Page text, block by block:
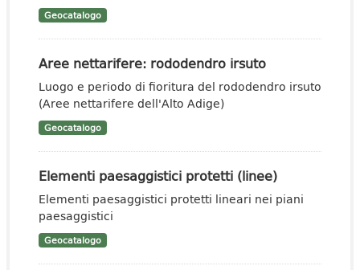
Geocatalogo
Aree nettarifere: rododendro irsuto
Luogo e periodo di fioritura del rododendro irsuto
(Aree nettarifere dell'Alto Adige)
Geocatalogo
Elementi paesaggistici protetti (linee)
Elementi paesaggistici protetti lineari nei piani
paesaggistici
Geocatalogo